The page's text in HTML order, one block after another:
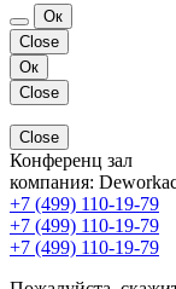
Ок
Close
Ок
Close
Close
Конференц зал
компания:
+7 (499) 110-19-79
+7 (499) 110-19-79
+7 (499) 110-19-79